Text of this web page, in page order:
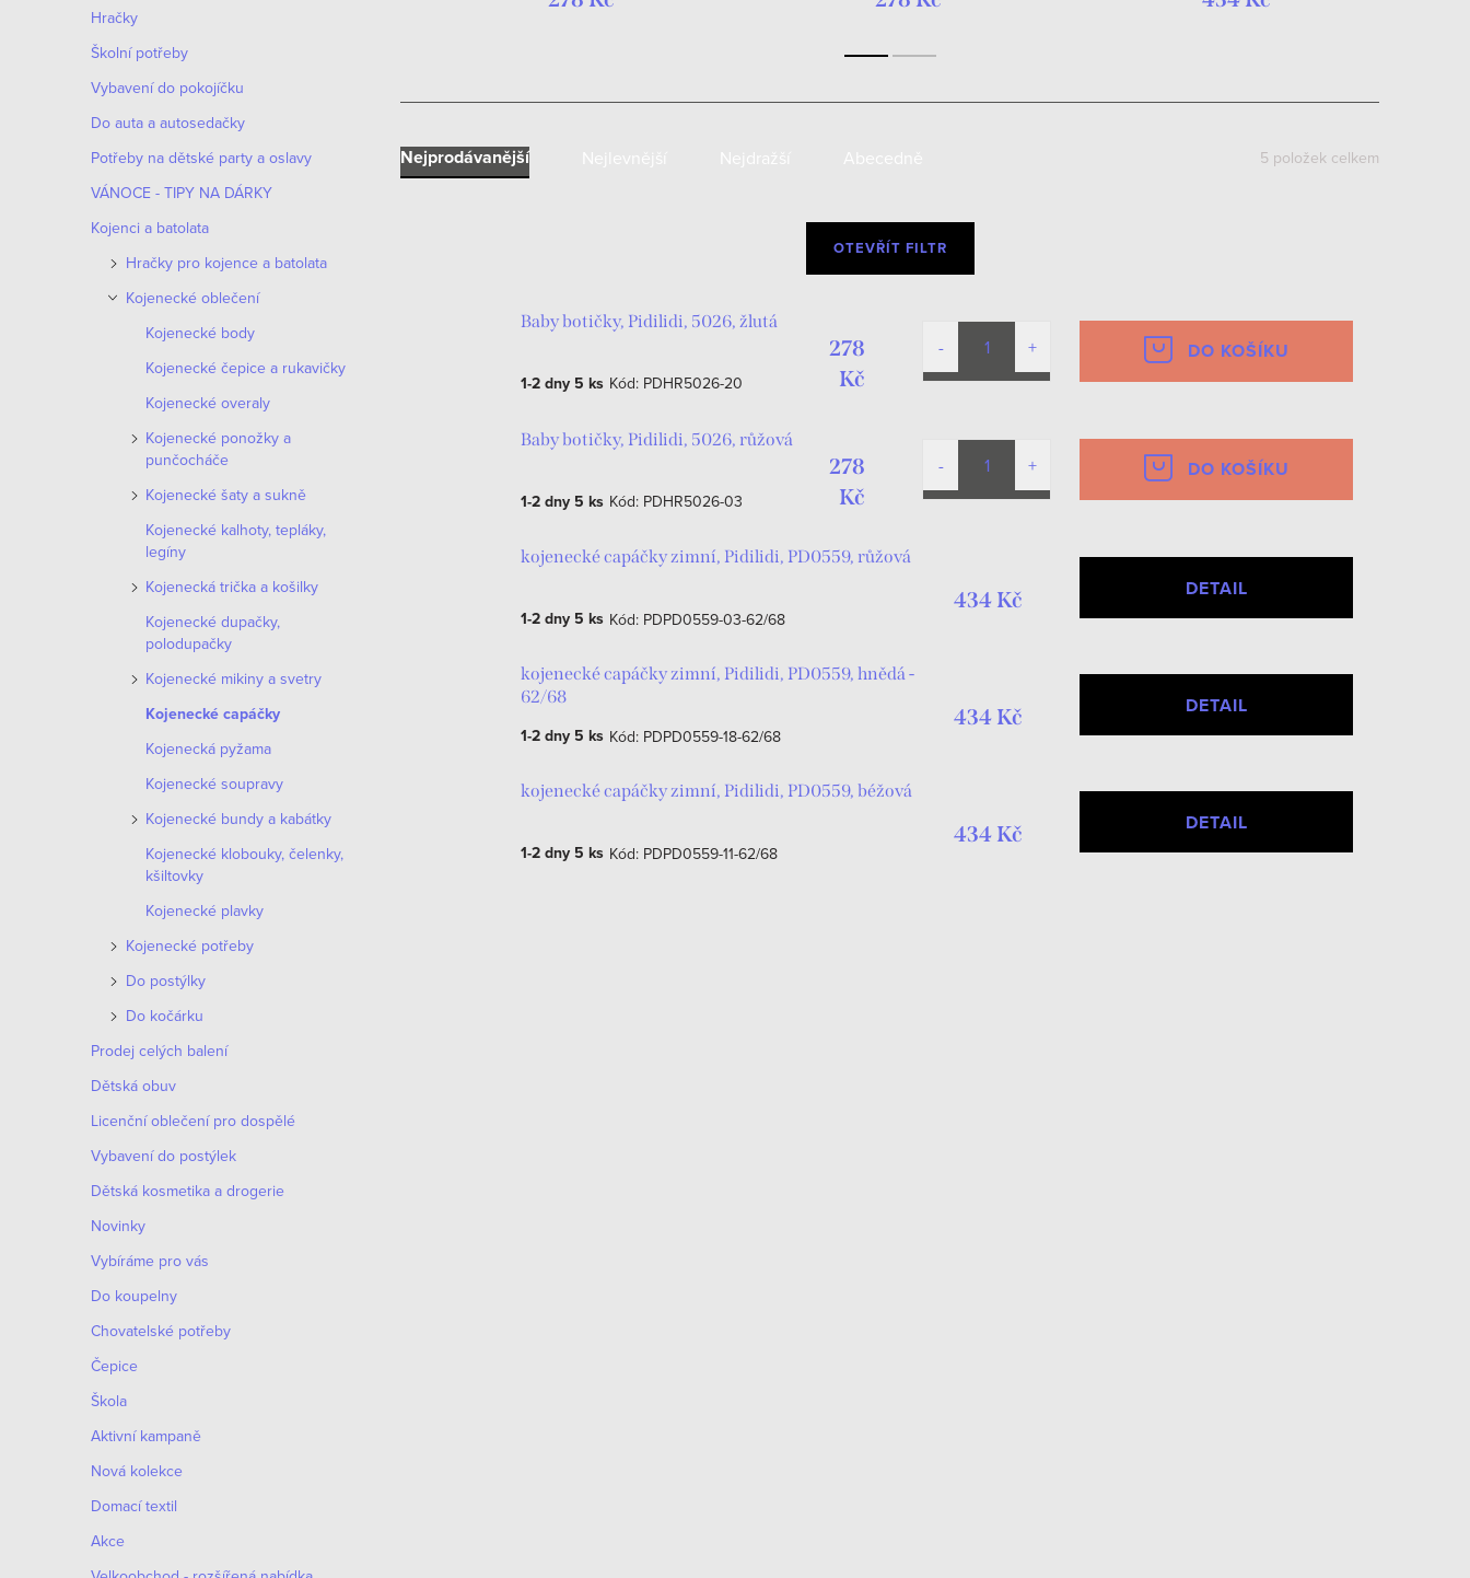
n
n
í
p
a
n
Hračky
Školní potřeby
Vybavení do pokojíčku
Do auta a autosedačky
Potřeby na dětské party a oslavy
VÁNOCE - TIPY NA DÁRKY
Kojenci a batolata
Hračky pro kojence a batolata
Kojenecké oblečení
Kojenecké body
Kojenecké čepice a rukavičky
Kojenecké overaly
Kojenecké ponožky a
punčocháče
Kojenecké šaty a sukně
Kojenecké kalhoty, tepláky,
legíny
Kojenecká trička a košilky
Kojenecké dupačky,
polodupačky
Kojenecké mikiny a svetry
Kojenecké capáčky
Kojenecká pyžama
Kojenecké soupravy
Kojenecké bundy a kabátky
Kojenecké klobouky, čelenky,
kšiltovky
Kojenecké plavky
Kojenecké potřeby
Do postýlky
Do kočárku
Prodej celých balení
Dětská obuv
Licenční oblečení pro dospělé
Vybavení do postýlek
Dětská kosmetika a drogerie
Novinky
Vybíráme pro vás
Do koupelny
Chovatelské potřeby
Čepice
Škola
Aktivní kampaně
Nová kolekce
Domací textil
Akce
Ř
Nejprodávanější 5 položek celkem
OTEVŘÍT FILTR
Baby botičky, Pidilidi, 5026, žlutá
1-2 dny 5 ks Kód: PDHR5026-20
278
Kč
DO KOŠÍKU
Baby botičky, Pidilidi, 5026, růžová
1-2 dny 5 ks Kód: PDHR5026-03
278
Kč
DO KOŠÍKU
kojenecké capáčky zimní, Pidilidi, PD0559, růžová
1-2 dny 5 ks Kód: PDPD0559-03-62/68
434 Kč DETAIL
kojenecké capáčky zimní, Pidilidi, PD0559, hnědá -
62/68
1-2 dny 5 ks Kód: PDPD0559-18-62/68
434 Kč DETAIL
kojenecké capáčky zimní, Pidilidi, PD0559, béžová
1-2 dny 5 ks Kód: PDPD0559-11-62/68
434 Kč DETAIL